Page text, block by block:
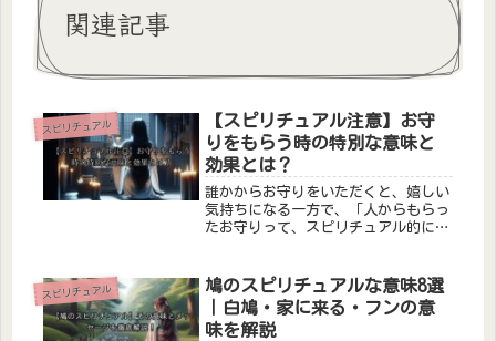
関連記事
スピリチュアル
【スピリチュアル注意】お守
りをもらう時の特別な意味と
効果とは？
誰かからお守りをいただくと、嬉しい
気持ちになる一方で、「人からもらっ
たお守りって、スピリチュアル的に大
いいんだろう…」と不安に感じる方も
いるでしょう。もらったお守りに込め
ら...
スピリチュアル
鳩のスピリチュアルな意味8選
｜白鳩・家に来る・フンの意
味を解説